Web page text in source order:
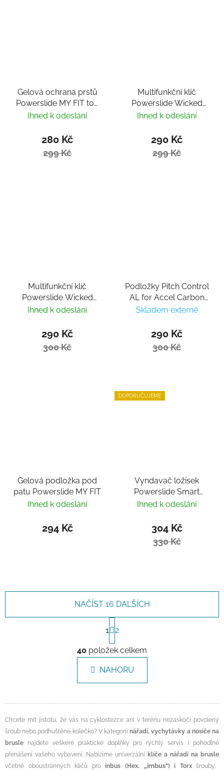
Gelová ochrana prstů
Powerslide MY FIT toe
cover
Ihned k odeslání
280 Kč
299 Kč
Multifunkční klíč
Powerslide Wicked
Cross Skate Tool
Ihned k odeslání
290 Kč
299 Kč
Multifunkční klíč
Powerslide Wicked
Inline Y Tool
Ihned k odeslání
290 Kč
300 Kč
Podložky Pitch Control
AL for Accel Carbon
Frames
Skladem externě
290 Kč
300 Kč
Gelová podložka pod
patu Powerslide MY FIT
Ihned k odeslání
294 Kč
DOPORUČUJEME
Vyndavač ložisek
Powerslide Smart
Bearing Remover by
Ihned k odeslání
304 Kč
330 Kč
Ovládací prvky výpisu
NAČÍST 16 DALŠÍCH
Stránkování
1 2
40 položek celkem
NAHORU
Chcete mít jistotu, že vás na cyklostezce ani v terénu nezaskočí povolený
šroub nebo podhuštěné kolečko? V kategoriinářadí, vychytávky a nosiče na
brusle najdete veškeré praktické doplňky pro rychlý servis i pohodlné
přenášení vašeho vybavení. Nabízíme univerzální klíče a nářadí na brusle
včetně oboustranných klíčů proinbus (Hex, „imbus") i Torxšrouby,